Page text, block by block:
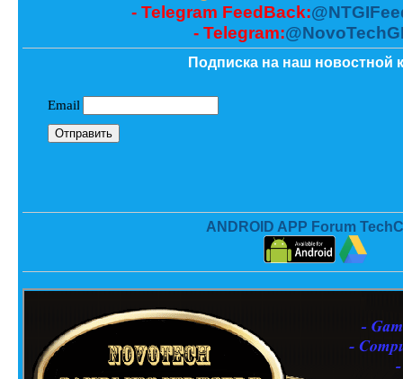
- Telegram Menu:
- Telegram FeedBack:
- Telegram:
Подписка на наш новостной
ANDROID APP Forum